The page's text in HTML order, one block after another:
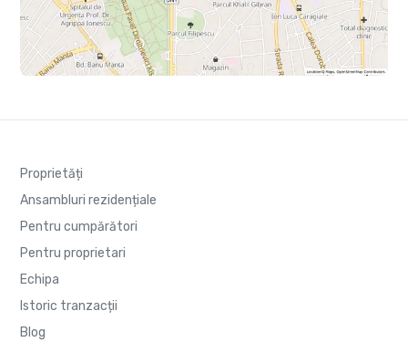
Proprietăți
Ansambluri rezidențiale
Pentru cumpărători
Pentru proprietari
Echipa
Istoric tranzacții
Blog